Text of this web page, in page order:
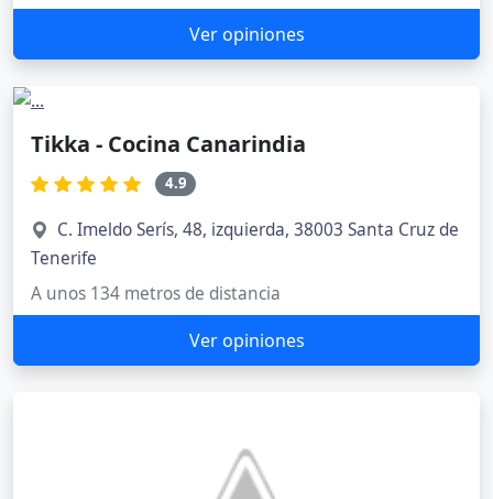
Ver opiniones
Tikka - Cocina Canarindia
4.9
C. Imeldo Serís, 48, izquierda, 38003 Santa Cruz de
Tenerife
A unos 134 metros de distancia
Ver opiniones